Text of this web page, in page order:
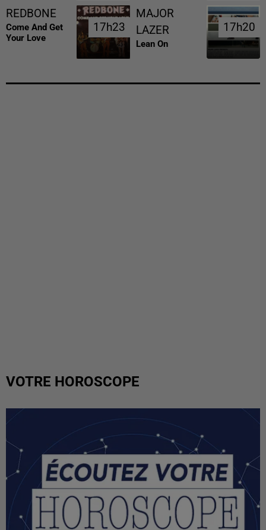
REDBONE
Come And Get
Your Love
17h23
17h23
MAJOR
LAZER
Lean On
17h20
17h20
VOTRE HOROSCOPE